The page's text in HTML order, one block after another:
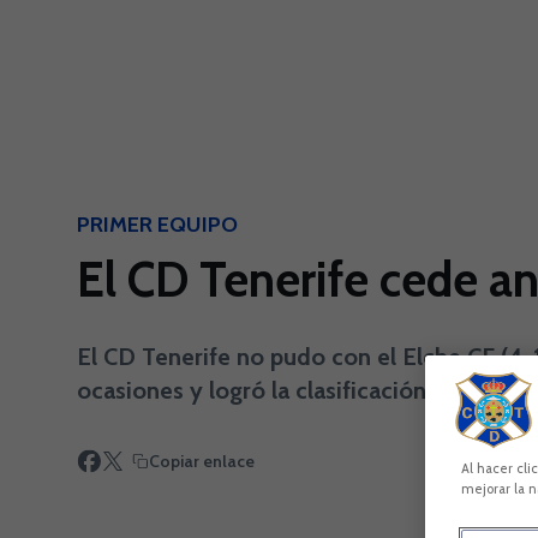
PRIMER EQUIPO
El CD Tenerife cede
El CD Tenerife no pudo con el Elche CF
ocasiones y logró la clasificación. Con el
Copiar enlace
Al hacer
mejorar la